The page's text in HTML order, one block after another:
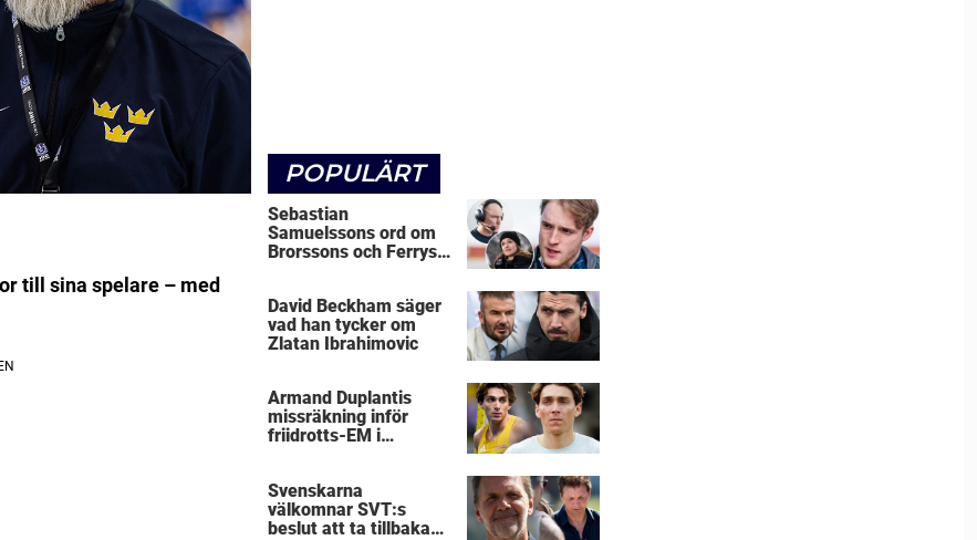
till sina spelare – med
POPULÄRT
Sebastian
Samuelssons ord om
Brorssons och Ferrys
David Beckham säger
vad han tycker om
Zlatan Ibrahimovic
Armand Duplantis
missräkning inför
friidrotts-EM i
Svenskarna
välkomnar SVT:s
beslut att ta tillbaka